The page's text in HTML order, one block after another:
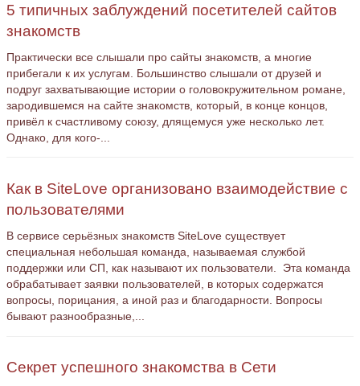
5 типичных заблуждений посетителей сайтов
знакомств
Практически все слышали про сайты знакомств, а многие
прибегали к их услугам. Большинство слышали от друзей и
подруг захватывающие истории о головокружительном романе,
зародившемся на сайте знакомств, который, в конце концов,
привёл к счастливому союзу, длящемуся уже несколько лет.
Однако, для кого-...
Как в SiteLove организовано взаимодействие с
пользователями
В сервисе серьёзных знакомств SiteLove существует
специальная небольшая команда, называемая службой
поддержки или СП, как называют их пользователи. Эта команда
обрабатывает заявки пользователей, в которых содержатся
вопросы, порицания, а иной раз и благодарности. Вопросы
бывают разнообразные,...
Секрет успешного знакомства в Сети